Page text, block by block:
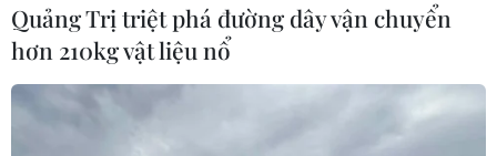
Quảng Trị triệt phá đường dây vận chuyển
hơn 210kg vật liệu nổ